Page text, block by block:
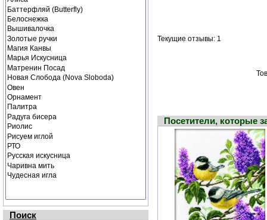
Поиск
Текущие отзывы: 1
Посетители, которые